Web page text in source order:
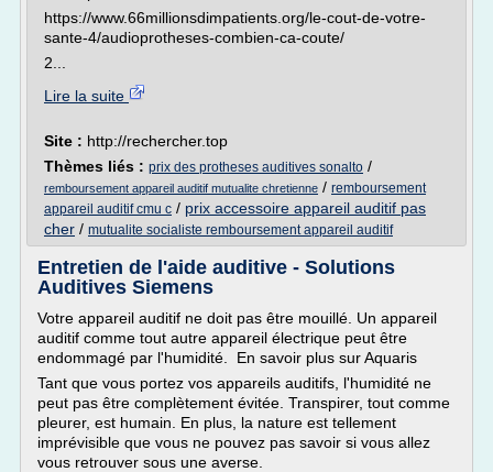
https://www.66millionsdimpatients.org/le-cout-de-votre-
sante-4/audioprotheses-combien-ca-coute/
2...
Lire la suite
Site : http://rechercher.top
Thèmes liés : prix des protheses auditives sonalto /
remboursement appareil auditif mutualite chretienne / remboursement
appareil auditif cmu c / prix accessoire appareil auditif pas
cher / mutualite socialiste remboursement appareil auditif
Entretien de l'aide auditive - Solutions
Auditives Siemens
Votre appareil auditif ne doit pas être mouillé. Un appareil
auditif comme tout autre appareil électrique peut être
endommagé par l'humidité. En savoir plus sur Aquaris
Tant que vous portez vos appareils auditifs, l'humidité ne
peut pas être complètement évitée. Transpirer, tout comme
pleurer, est humain. En plus, la nature est tellement
imprévisible que vous ne pouvez pas savoir si vous allez
vous retrouver sous une averse.